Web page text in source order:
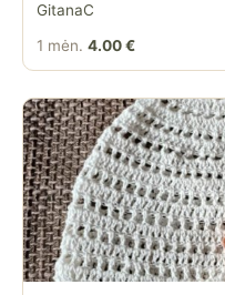
GitanaC
1 mėn. 4.00 €